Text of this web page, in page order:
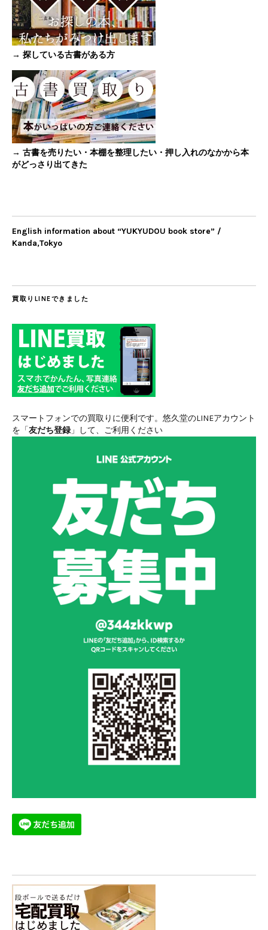
→ 探している古書がある方
→ 古書を売りたい・本棚を整理したい・押し入れのなかから本
がどっさり出てきた
English information about “YUKYUDOU book store” /
Kanda,Tokyo
買取りLINEできました
スマートフォンでの買取りに便利です。悠久堂のLINEアカウント
を「友だち登録 」して、ご利用ください